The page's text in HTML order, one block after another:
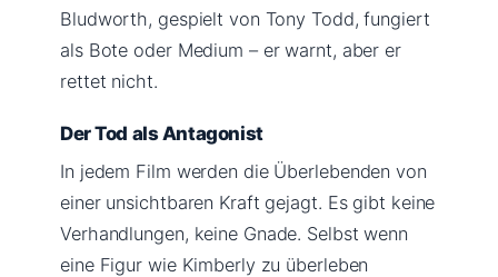
Bludworth, gespielt von Tony Todd, fungiert
als Bote oder Medium – er warnt, aber er
rettet nicht.
Der Tod als Antagonist
In jedem Film werden die Überlebenden von
einer unsichtbaren Kraft gejagt. Es gibt keine
Verhandlungen, keine Gnade. Selbst wenn
eine Figur wie Kimberly zu überleben